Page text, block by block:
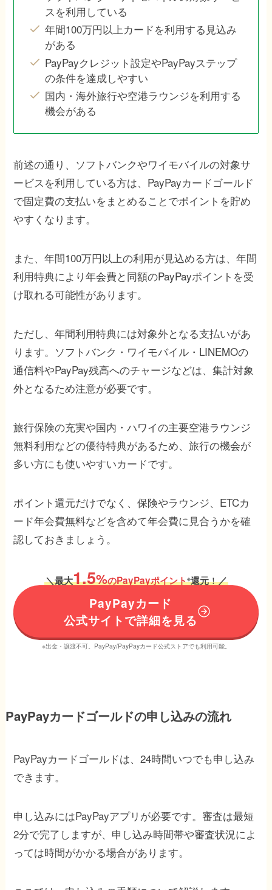
スを利用している
年間100万円以上カードを利用する見込み
がある
PayPayクレジット設定やPayPayステップ
の条件を達成しやすい
国内・海外旅行や空港ラウンジを利用する
機会がある
前述の通り、ソフトバンクやワイモバイルの対象サ
ービスを利用している方は、PayPayカードゴールド
で固定費の支払いをまとめることでポイントを貯め
やすくなります。
また、年間100万円以上の利用が見込める方は、年間
利用特典により年会費と同額のPayPayポイントを受
け取れる可能性があります。
ただし、年間利用特典には対象外となる支払いがあ
ります。ソフトバンク・ワイモバイル・LINEMOの
通信料やPayPay残高へのチャージなどは、集計対象
外となるため注意が必要です。
旅行保険の充実や国内・ハワイの主要空港ラウンジ
無料利用などの優待特典があるため、旅行の機会が
多い方にも使いやすいカードです。
ポイント還元だけでなく、保険やラウンジ、ETCカ
ード年会費無料などを含めて年会費に見合うかを確
認しておきましょう。
＼最大1.5%のPayPayポイント※還元！／
PayPayカード
公式サイトで詳細を見る
※出金・譲渡不可。PayPay/PayPayカード公式ストアでも利用可能。
PayPayカードゴールドの申し込みの流れ
PayPayカードゴールドは、24時間いつでも申し込み
できます。
申し込みにはPayPayアプリが必要です。審査は最短
2分で完了しますが、申し込み時間帯や審査状況によ
っては時間がかかる場合があります。